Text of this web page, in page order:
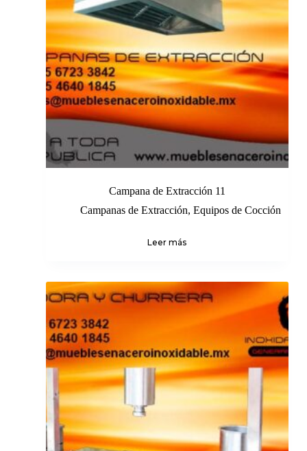
Campana de Extracción 11
Campanas de Extracción,Equipos de Cocción
Leer más